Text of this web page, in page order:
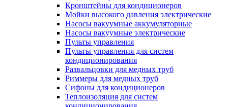
Кронштейны для кондиционеров
Мойки высокого давления электрические
Насосы вакуумные аккумуляторные
Насосы вакуумные электрические
Пульты управления
Пульты управления для систем
кондиционирования
Развальцовки для медных труб
Риммеры для медных труб
Сифоны для кондиционеров
Теплоизоляция для систем